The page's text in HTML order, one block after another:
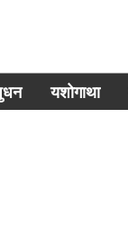
यशोगाथा